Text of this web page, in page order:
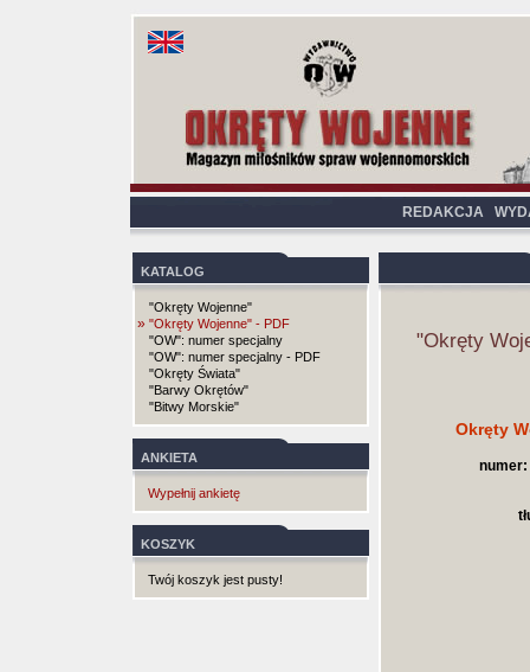
REDAKCJA
KATALOG
"Okręty Wojenne"
» "Okręty Wojenne" - PDF
"OW": numer specjalny
"OW": numer specjalny - PDF
"Okręty Świata"
"Barwy Okrętów"
"Bitwy Morskie"
ANKIETA
Wypełnij ankietę
KOSZYK
Twój koszyk jest pusty!
"Okręty
Okręty
numer: